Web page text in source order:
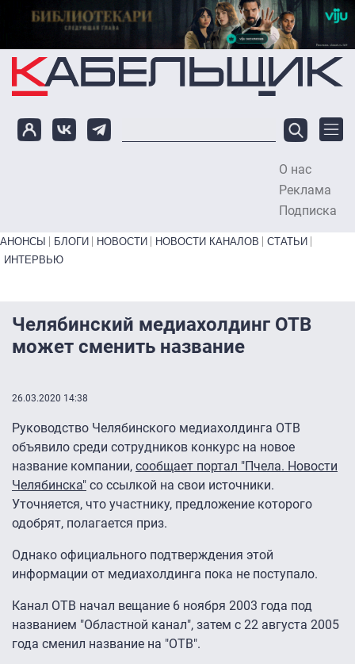
Перейти к основному содержанию
О нас
Реклама
Подписка
Primary links bottom
АНОНСЫ БЛОГИ НОВОСТИ НОВОСТИ КАНАЛОВ
СТАТЬИ
ИНТЕРВЬЮ
Челябинский медиахолдинг ОТВ
может сменить название
26.03.2020 14:38
Руководство Челябинского медиахолдинга ОТВ
объявило среди сотрудников конкурс на новое
название компании, сообщает портал "Пчела. Новости
Челябинска" со ссылкой на свои источники.
Уточняется, что участнику, предложение которого
одобрят, полагается приз.
Однако официального подтверждения этой
информации от медиахолдинга пока не поступало.
Канал ОТВ начал вещание 6 ноября 2003 года под
названием "Областной канал", затем с 22 августа 2005
года сменил название на "ОТВ".